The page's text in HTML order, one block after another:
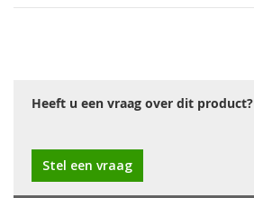
Heeft u een vraag over dit product?
Stel een vraag